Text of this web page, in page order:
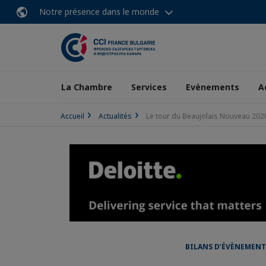
Notre présence dans le monde
La Chambre Services Evènements
Accueil Actualités Le tour du Beaujolais Nouveau
BILANS D’ÉVÈNEMENT